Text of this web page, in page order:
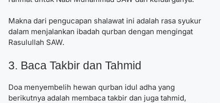
Makna dari pengucapan shalawat ini adalah rasa syukur
dalam menjalankan ibadah qurban dengan mengingat
Rasulullah SAW.
3. Baca Takbir dan Tahmid
Doa menyembelih hewan qurban idul adha yang
berikutnya adalah membaca takbir dan juga tahmid,